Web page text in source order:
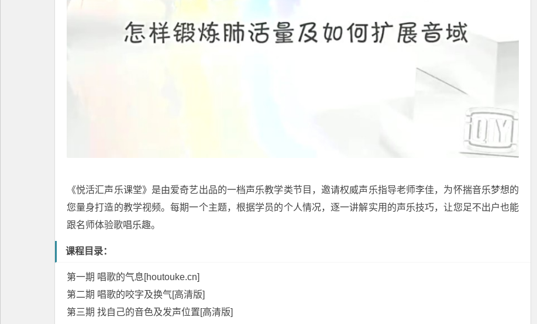
《悦活汇声乐课堂》是由爱奇艺出品的一档声乐教学类节目，邀请权威声乐指导老师李佳，为怀揣音乐梦想的
您量身打造的教学视频。每期一个主题，根据学员的个人情况，逐一讲解实用的声乐技巧，让您足不出户也能
跟名师体验歌唱乐趣。
课程目录：
第一期 唱歌的气息[houtouke.cn]
第二期 唱歌的咬字及换气[高清版]
第三期 找自己的音色及发声位置[高清版]